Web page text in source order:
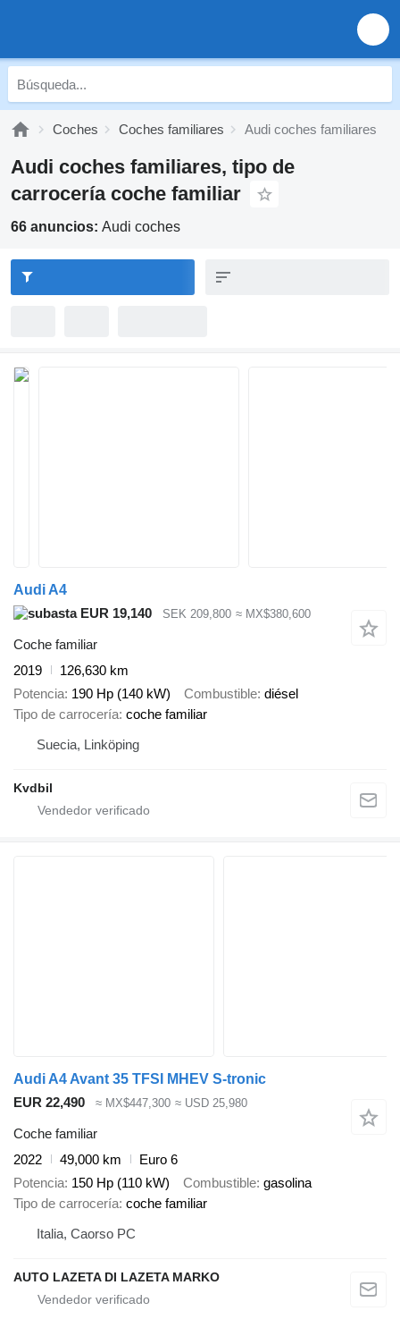
Coches Coches familiares Audi coches familiares
Audi coches familiares, tipo de
carrocería coche familiar
66 anuncios: Audi coches
Audi A4
EUR 19,140
SEK 209,800 ≈ MX$380,600
Coche familiar
2019
126,630 km
Potencia 190 Hp (140 kW) Combustible diésel
Tipo de carrocería coche familiar
Suecia, Linköping
Kvdbil
Audi A4 Avant 35 TFSI MHEV S-tronic
EUR 22,490
≈ MX$447,300 ≈ USD 25,980
Coche familiar
2022
49,000 km
Euro 6
Potencia 150 Hp (110 kW) Combustible gasolina
Tipo de carrocería coche familiar
Italia, Caorso PC
AUTO LAZETA DI LAZETA MARKO